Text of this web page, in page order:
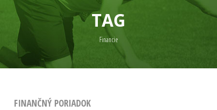
TAG
Financie
FINANČNÝ PORIADOK